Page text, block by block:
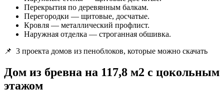
Перекрытия по деревянным балкам.
Перегородки — щитовые, досчатые.
Кровля — металлический профлист.
Наружная отделка — строганная обшивка.
📌 3 проекта домов из пеноблоков, которые можно скачать
Дом из бревна на 117,8 м2 с цокольным
этажом